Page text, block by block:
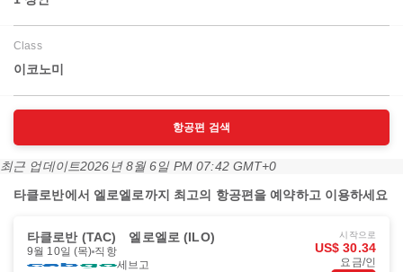
Class
이코노미
항공편 검색
최근 업데이트2026년 8월 6일 PM 07:42 GMT+0
타클로반에서 엘로엘로까지 최고의 항공편을 예약하고 이용하세요
타클로반 (TAC) 엘로엘로 (ILO)
9월 10일 (목) 직항
세브고
시작으로
US$ 30.34
요금/인